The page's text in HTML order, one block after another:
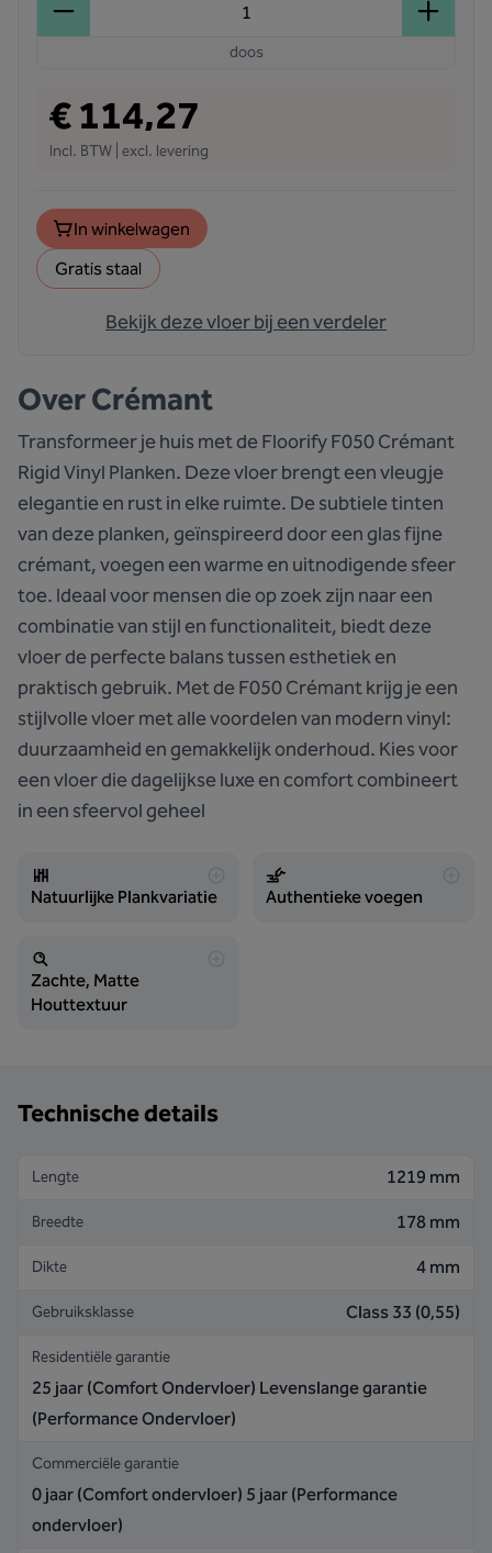
doos
€ 114,27
Incl. BTW | excl. levering
In winkelwagen
Gratis staal
Bekijk deze vloer bij een verdeler
OverCrémant
Transformeer je huis met de Floorify F050 Crémant
Rigid Vinyl Planken. Deze vloer brengt een vleugje
elegantie en rust in elke ruimte. De subtiele tinten
van deze planken, geïnspireerd door een glas fijne
crémant, voegen een warme en uitnodigende sfeer
toe. Ideaal voor mensen die op zoek zijn naar een
combinatie van stijl en functionaliteit, biedt deze
vloer de perfecte balans tussen esthetiek en
praktisch gebruik. Met de F050 Crémant krijg je een
stijlvolle vloer met alle voordelen van modern vinyl:
duurzaamheid en gemakkelijk onderhoud. Kies voor
een vloer die dagelijkse luxe en comfort combineert
in een sfeervol geheel
Natuurlijke Plankvariatie Authentieke voegen
Zachte, Matte
Houttextuur
Technische details
Lengte 1219 mm
Breedte 178 mm
Dikte 4 mm
Gebruiksklasse Class 33 (0,55)
Residentiële garantie
25 jaar (Comfort Ondervloer) Levenslange garantie
(Performance Ondervloer)
Commerciële garantie
0 jaar (Comfort ondervloer) 5 jaar (Performance
ondervloer)